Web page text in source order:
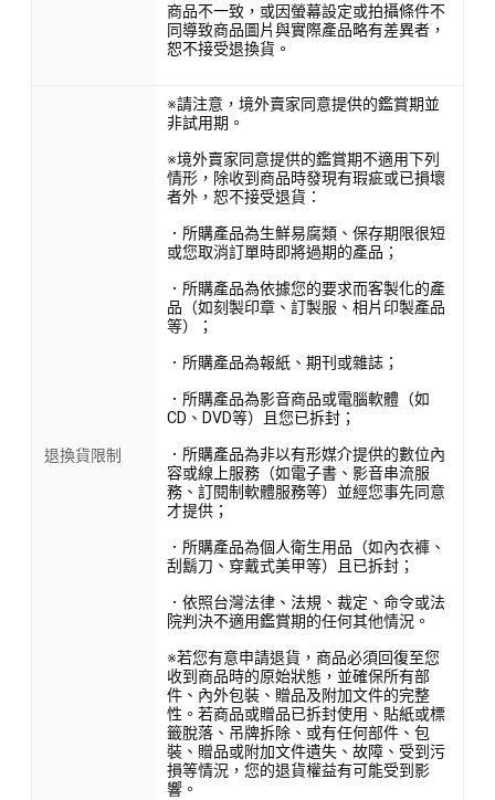
商品不一致，或因螢幕設定或拍攝條件不
同導致商品圖片與實際產品略有差異者，
恕不接受退換貨。
退換貨限制
※請注意，境外賣家同意提供的鑑賞期並
非試用期。
※境外賣家同意提供的鑑賞期不適用下列
情形，除收到商品時發現有瑕疵或已損壞
者外，恕不接受退貨：
．所購產品為生鮮易腐類、保存期限很短
或您取消訂單時即將過期的產品；
．所購產品為依據您的要求而客製化的產
品（如刻製印章、訂製服、相片印製產品
等）；
．所購產品為報紙、期刊或雜誌；
．所購產品為影音商品或電腦軟體（如
CD、DVD等）且您已拆封；
．所購產品為非以有形媒介提供的數位內
容或線上服務（如電子書、影音串流服
務、訂閱制軟體服務等）並經您事先同意
才提供；
．所購產品為個人衛生用品（如內衣褲、
刮鬍刀、穿戴式美甲等）且已拆封；
．依照台灣法律、法規、裁定、命令或法
院判決不適用鑑賞期的任何其他情況。
※若您有意申請退貨，商品必須回復至您
收到商品時的原始狀態，並確保所有部
件、內外包裝、贈品及附加文件的完整
性。若商品或贈品已拆封使用、貼紙或標
籤脫落、吊牌拆除、或有任何部件、包
裝、贈品或附加文件遺失、故障、受到污
損等情況，您的退貨權益有可能受到影
響。